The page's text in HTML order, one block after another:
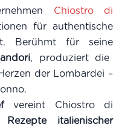
Chiostro di
für authentische
Berühmt für seine
, produziert die
der Lombardei –
vereint Chiostro di
Rezepte italienischer